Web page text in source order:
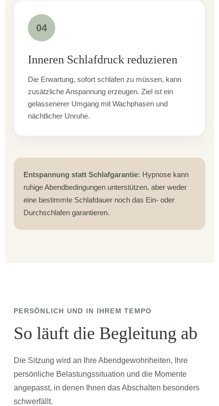
04
Inneren Schlafdruck reduzieren
Die Erwartung, sofort schlafen zu müssen, kann
zusätzliche Anspannung erzeugen. Ziel ist ein
gelassenerer Umgang mit Wachphasen und
nächtlicher Unruhe.
Entspannung statt Schlafgarantie: Hypnose kann
ruhige Abendbedingungen unterstützen, aber weder
eine bestimmte Schlafdauer noch das Ein- oder
Durchschlafen garantieren.
PERSÖNLICH UND IN IHREM TEMPO
So läuft die Begleitung ab
Die Sitzung wird an Ihre Abendgewohnheiten, Ihre
persönliche Belastungssituation und die Momente
angepasst, in denen Ihnen das Abschalten besonders
schwerfällt.